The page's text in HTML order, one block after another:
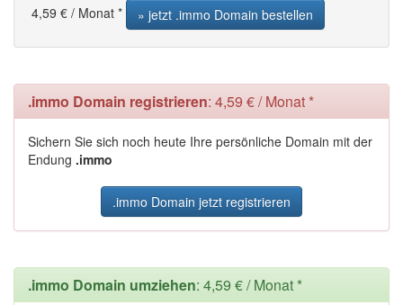
4,59 € / Monat *
» jetzt .immo Domain bestellen
.immo Domain registrieren: 4,59 € / Monat *
Sichern Sie sich noch heute Ihre persönliche Domain mit der
Endung .immo
.immo Domain jetzt registrieren
.immo Domain umziehen: 4,59 € / Monat *